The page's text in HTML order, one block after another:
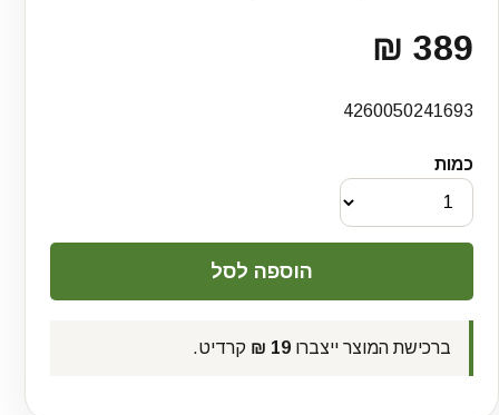
389 ₪
4260050241693
כמות
ברכישת המוצר ייצברו 19 ₪ קרדיט.